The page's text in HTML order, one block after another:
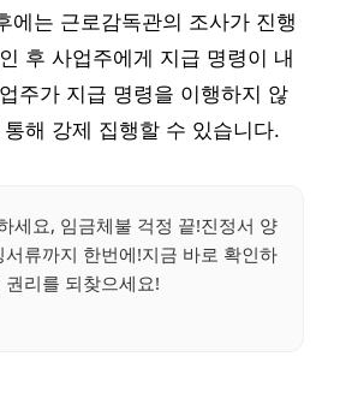
에는 근로감독관의 조사가 진행
후 사업주에게 지급 명령이 내
주가 지급 명령을 이행하지 않
해 강제 집행할 수 있습니다.
세요, 임금체불 걱정 끝!진정서 양
류까지 한번에!지금 바로 확인하
권리를 되찾으세요!